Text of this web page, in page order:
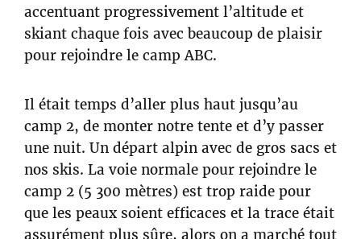
accentuant progressivement l’altitude et
skiant chaque fois avec beaucoup de plaisir
pour rejoindre le camp ABC.
Il était temps d’aller plus haut jusqu’au
camp 2, de monter notre tente et d’y passer
une nuit. Un départ alpin avec de gros sacs et
nos skis. La voie normale pour rejoindre le
camp 2 (5 300 mètres) est trop raide pour
que les peaux soient efficaces et la trace était
assurément plus sûre, alors on a marché tout